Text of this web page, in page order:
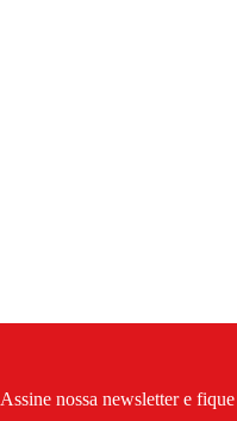
Assine nossa newsletter e